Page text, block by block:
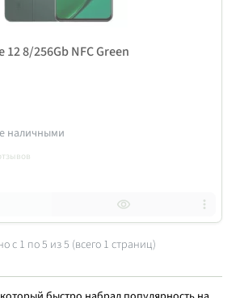
8/256Gb NFC Green
наличными
с 1 по5 из 5 (всего 1 страниц)